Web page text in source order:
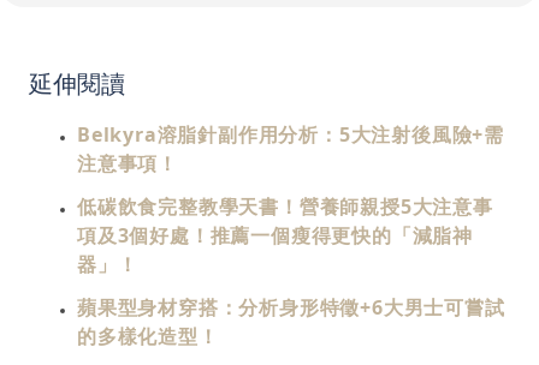
延伸閱讀
Belkyra溶脂針副作用分析：5大注射後風險+需
注意事項！
低碳飲食完整教學天書！營養師親授5大注意事
項及3個好處！推薦一個瘦得更快的「減脂神
器」！
蘋果型身材穿搭：分析身形特徵+6大男士可嘗試
的多樣化造型！